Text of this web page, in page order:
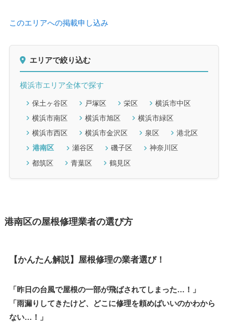
このエリアへの掲載申し込み
エリアで絞り込む
横浜市エリア全体で探す
保土ヶ谷区 戸塚区 栄区
横浜市中区
横浜市南区
横浜市旭区
横浜市緑区
横浜市西区
横浜市金沢区 泉区
港北区
港南区
瀬谷区 磯子区
神奈川区
都筑区
青葉区 鶴見区
港南区の屋根修理業者の選び方
【かんたん解説】屋根修理の業者選び！
「昨日の台風で屋根の一部が飛ばされてしまった…！」
「雨漏りしてきたけど、どこに修理を頼めばいいのかわから
ない…！」